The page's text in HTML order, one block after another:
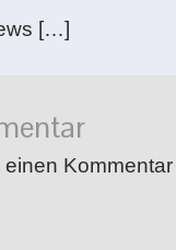
[…]
einen